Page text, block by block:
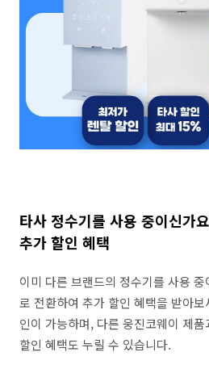
타사 정수기를 사용 중이신가
추가 할인 혜택
이미 다른 브랜드의 정수기를 사용
로 전환하여 추가 할인 혜택을 받아
인이 가능하며, 다른 웅진코웨이 제
할인 혜택도 누릴 수 있습니다.